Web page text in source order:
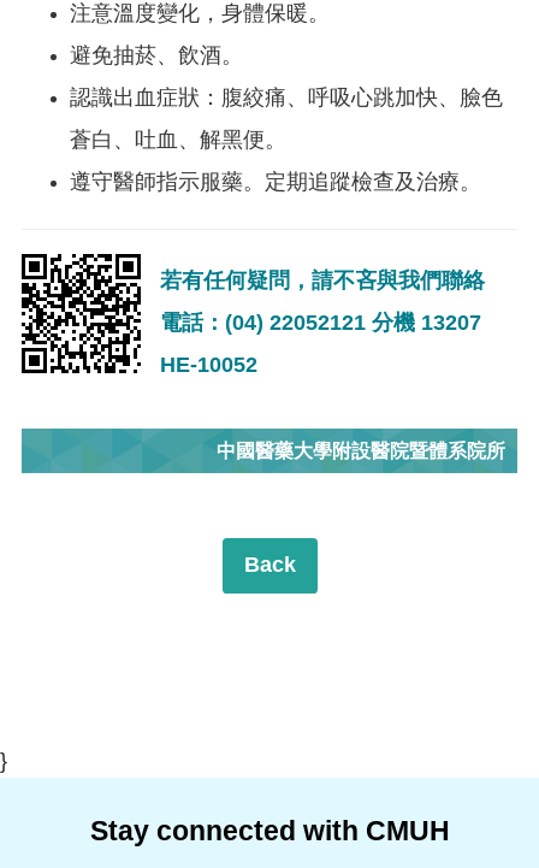
注意溫度變化，身體保暖。
避免抽菸、飲酒。
認識出血症狀：腹絞痛、呼吸心跳加快、臉色
蒼白、吐血、解黑便。
遵守醫師指示服藥。定期追蹤檢查及治療。
若有任何疑問，請不吝與我們聯絡
電話：(04) 22052121 分機 13207
HE-10052
中國醫藥大學附設醫院暨體系院所
Back
}
Stay connected with CMUH